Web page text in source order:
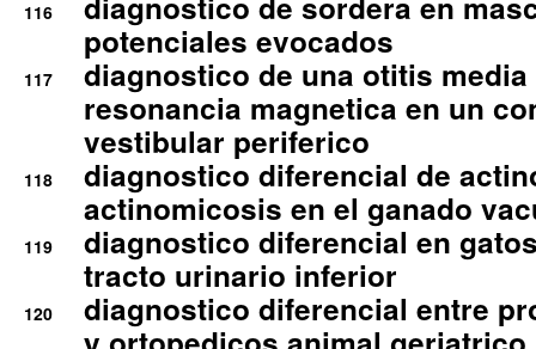
116
potenciales evocados
117
diagnostico de una otitis
resonancia magnetica en un
vestibular periferico
118
diagnostico diferencial de
actinomicosis en el ganado
119
diagnostico diferencial en
tracto urinario inferior
120
diagnostico diferencial entre